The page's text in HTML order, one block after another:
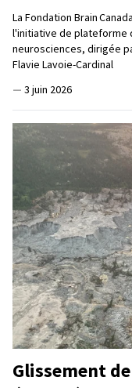
La Fondation Brain
l'initiative de plateforme
neurosciences, dirigée
Flavie Lavoie-Cardinal
— 3 juin 2026
Glissement